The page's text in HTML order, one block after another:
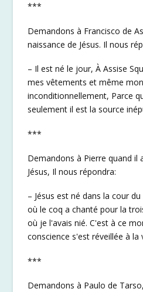
***
Demandons à Francisco de
naissance de Jésus. Il nous
– Il est né le jour, À Assise
mes vêtements et même
inconditionnellement, Parce
seulement il est la source
***
Demandons à Pierre quand il
Jésus, Il nous répondra:
– Jésus est né dans la cour
où le coq a chanté pour la
où je l'avais nié. C'est à ce
conscience s'est réveillée à la
***
Demandons à Paulo de